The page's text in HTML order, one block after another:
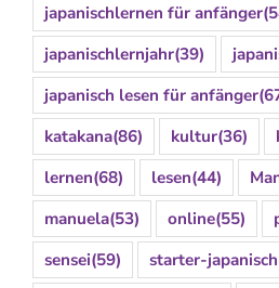
japanischlernen für anfänger
japanischlernjahr(39)
japanisch lesen für anfänger
katakana(86) kultur(36)
lernen(68) lesen(44)
manuela(53) online(55)
sensei(59) starter-japanisch